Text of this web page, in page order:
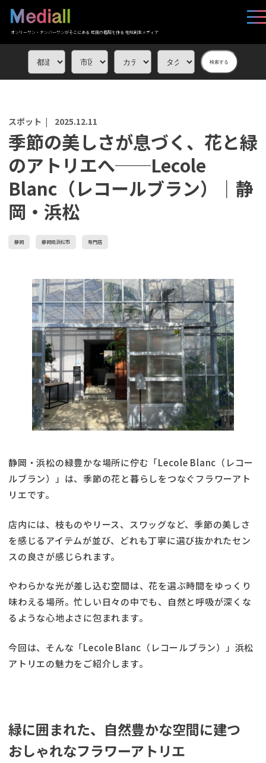
オンリーワン・ナンバーワンがそこにある 応援の循環を作る 地域創生メディア
検索する
スポット | 2025.12.11
季節の美しさが息づく、花と緑
のアトリエへ──Lecole
Blanc（レコールブラン）｜静
岡・浜松
静岡 静岡県浜松市 専門店
静岡・浜松の緑豊かな場所に佇む「Lecole Blanc（レコー
ルブラン）」は、季節の花と暮らしをつなぐフラワーアト
リエです。
店内には、枝ものやリース、スワッグなど、季節の美しさ
を感じるアイテムが並び、どれも丁寧に選び抜かれたセン
スの良さが感じられます。
やわらかな光が差し込む空間は、花を選ぶ時間をゆっくり
味わえる場所。忙しい日々の中でも、自然と呼吸が深くな
るような心地よさに包まれます。
今回は、そんな「Lecole Blanc（レコールブラン）」浜松
アトリエの魅力をご紹介します。
緑に囲まれた、自然豊かな空間に建つ
おしゃれなフラワーアトリエ